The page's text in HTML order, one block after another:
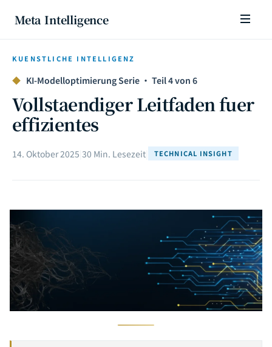
Meta Intelligence
KUENSTLICHE INTELLIGENZ
◆ KI-Modelloptimierung Serie · Teil 4 von 6
Vollstaendiger Leitfaden fuer
effizientes
14. Oktober 2025 30 Min. Lesezeit TECHNICAL INSIGHT